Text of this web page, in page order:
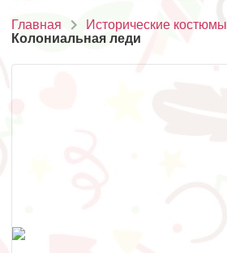
Главная Исторические костюмы
Колониальная леди